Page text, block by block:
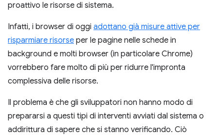
proattivo le risorse di sistema.
Infatti, i browser di oggi adottano già misure attive per
risparmiare risorse per le pagine nelle schede in
background e molti browser (in particolare Chrome)
vorrebbero fare molto di più per ridurre l'impronta
complessiva delle risorse.
Il problema è che gli sviluppatori non hanno modo di
prepararsi a questi tipi di interventi avviati dal sistema o
addirittura di sapere che si stanno verificando. Ciò